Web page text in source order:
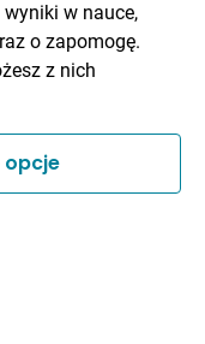
w nauce,
o zapomogę.
z nich
opcje